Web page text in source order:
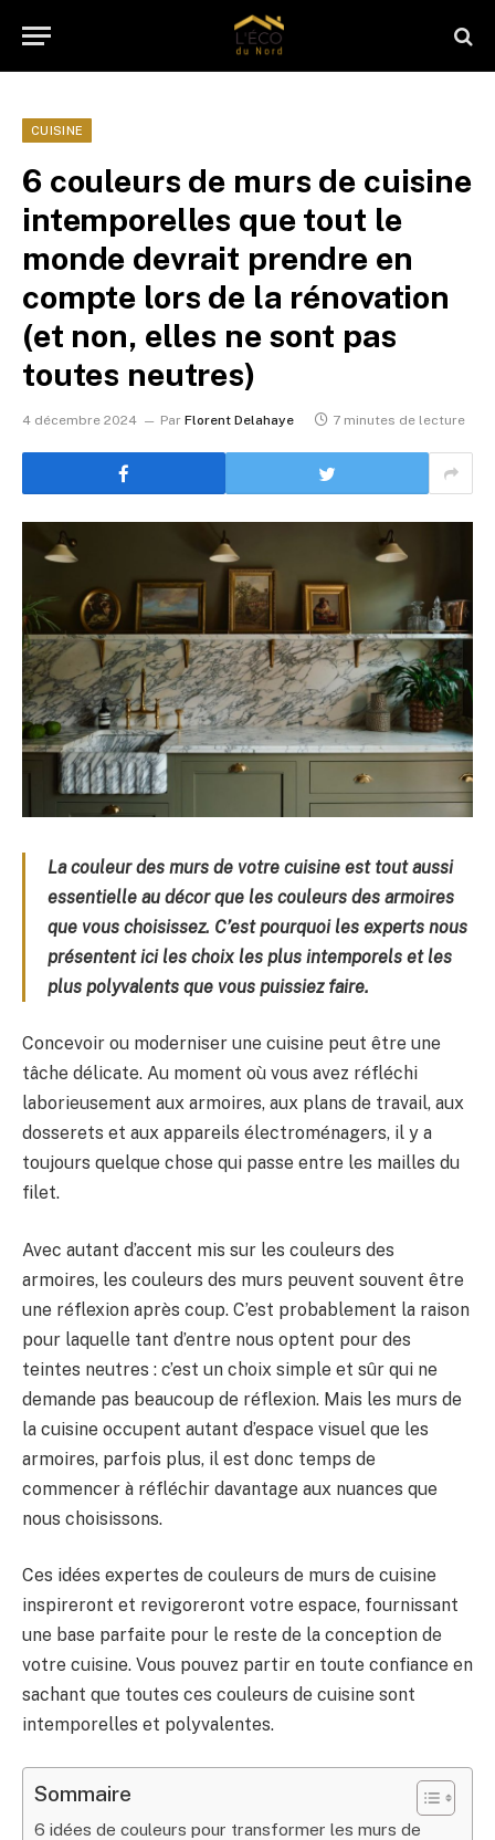
CUISINE
6 couleurs de murs de cuisine
intemporelles que tout le
monde devrait prendre en
compte lors de la rénovation
(et non, elles ne sont pas
toutes neutres)
4 décembre 2024 Par Florent Delahaye 7 minutes de lecture
La couleur des murs de votre cuisine est tout aussi
essentielle au décor que les couleurs des armoires
que vous choisissez. C’est pourquoi les experts nous
présentent ici les choix les plus intemporels et les
plus polyvalents que vous puissiez faire.
Concevoir ou moderniser une cuisine peut être une
tâche délicate. Au moment où vous avez réfléchi
laborieusement aux armoires, aux plans de travail, aux
dosserets et aux appareils électroménagers, il y a
toujours quelque chose qui passe entre les mailles du
filet.
Avec autant d’accent mis sur les couleurs des
armoires, les couleurs des murs peuvent souvent être
une réflexion après coup. C’est probablement la raison
pour laquelle tant d’entre nous optent pour des
teintes neutres : c’est un choix simple et sûr qui ne
demande pas beaucoup de réflexion. Mais les murs de
la cuisine occupent autant d’espace visuel que les
armoires, parfois plus, il est donc temps de
commencer à réfléchir davantage aux nuances que
nous choisissons.
Ces idées expertes de couleurs de murs de cuisine
inspireront et revigoreront votre espace, fournissant
une base parfaite pour le reste de la conception de
votre cuisine. Vous pouvez partir en toute confiance en
sachant que toutes ces couleurs de cuisine sont
intemporelles et polyvalentes.
Sommaire
6 idées de couleurs pour transformer les murs de